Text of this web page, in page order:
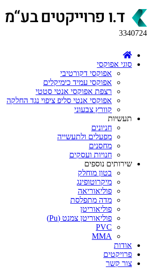
3340724
סוגי אפוקסי
אפוקסי דקורטיבי
אפוקסי עמיד כימיקלים
רצפת אפוקסי אנטי סטטי
אפוקסי אנטי סליפ ציפוי נגד החלקה
קוורץ צבעוני
תעשיות
חניונים
מפעלים ולתעשייה
מחסנים
חנויות ועסקים
שירותים נוספים
בטון מוחלק
מיקרוטופינג
פוליאוריאה
מדה מתפלסת
פוליאוריטן
פוליאוריטן צמנט (Pu)
PVC
MMA
אודות
פרויקטים
צור קשר